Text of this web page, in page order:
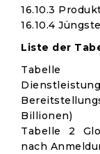
16.10.3
16.10.4
Liste der
Billionen)
Tabelle 2
nach